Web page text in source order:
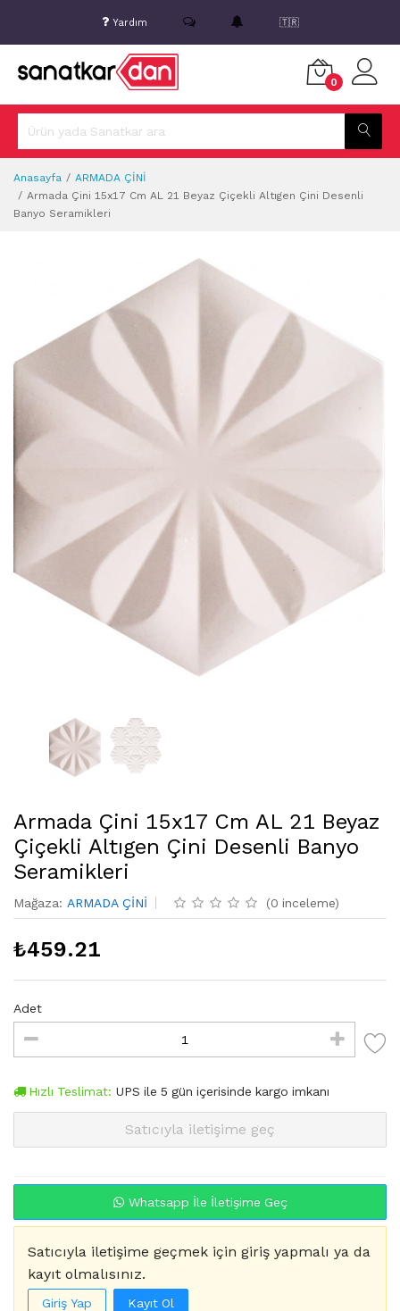
Yardım 🇹🇷
0
Anasayfa
ARMADA ÇİNİ
Armada Çini 15x17 Cm AL 21 Beyaz Çiçekli Altıgen Çini Desenli
Banyo Seramikleri
Armada Çini 15x17 Cm AL 21 Beyaz
Çiçekli Altıgen Çini Desenli Banyo
Seramikleri
Mağaza: ARMADA ÇİNİ (0 inceleme)
₺459.21
Adet
Hızlı Teslimat: UPS ile 5 gün içerisinde kargo imkanı
Satıcıyla iletişime geç
Whatsapp İle İletişime Geç
Satıcıyla iletişime geçmek için giriş yapmalı ya da
kayıt olmalısınız.
Giriş Yap Kayıt Ol